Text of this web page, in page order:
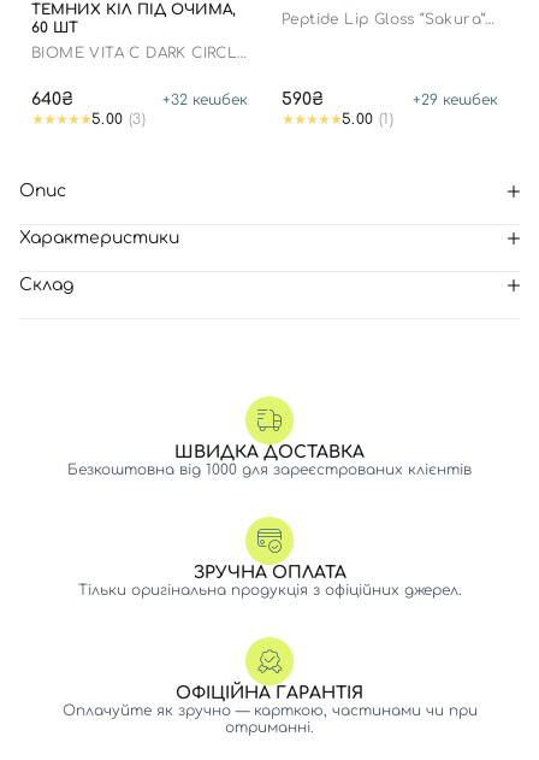
ТЕМНИХ КІЛ ПІД ОЧИМА,
60 ШТ
BIOME VITA C DARK CIRCLE
640₴ +32 кешбек
5.00 (3)
Peptide Lip Gloss “Sakura”
590₴ +29 кешбек
5.00 (1)
Опис
Характеристики
Склад
ШВИДКА ДОСТАВКА
Безкоштовна від 1000 для зареєстрованих клієнтів
ЗРУЧНА ОПЛАТА
Тільки оригінальна продукція з офіційних джерел.
ОФІЦІЙНА ГАРАНТІЯ
Оплачуйте як зручно — карткою, частинами чи при
отриманні.